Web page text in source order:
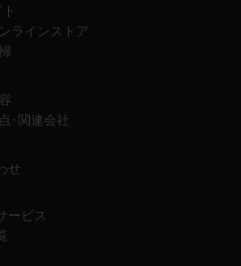
ラインストア
･関連会社
せ
ービス